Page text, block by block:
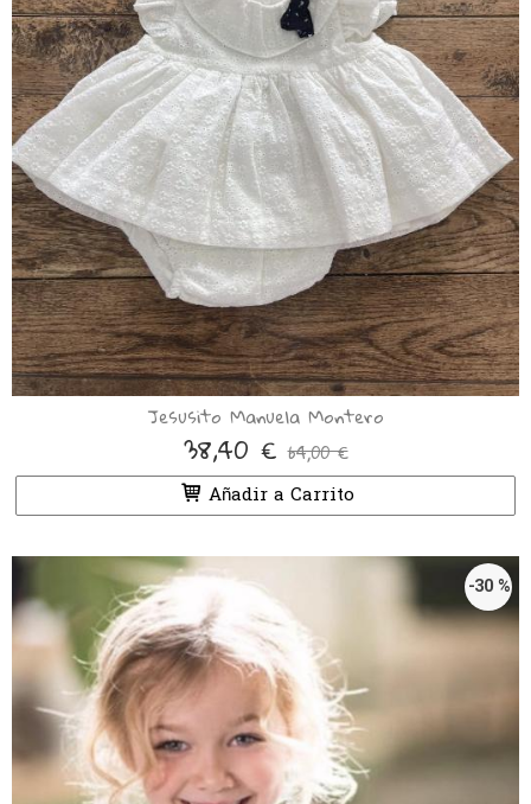
Jesusito Manuela Montero
38,40 €64,00 €
Añadir a Carrito
-30 %